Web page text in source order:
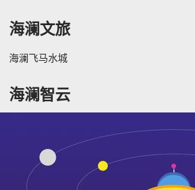
海澜文旅
海澜飞马水城
海澜智云